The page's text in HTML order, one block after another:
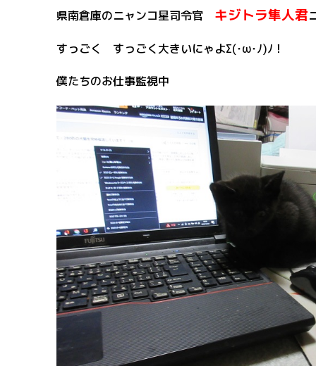
県南倉庫のニャンコ星司令官 キジトラ隼人君
すっごく すっごく大きいにゃよΣ(･ω･ﾉ)ﾉ！
僕たちのお仕事監視中